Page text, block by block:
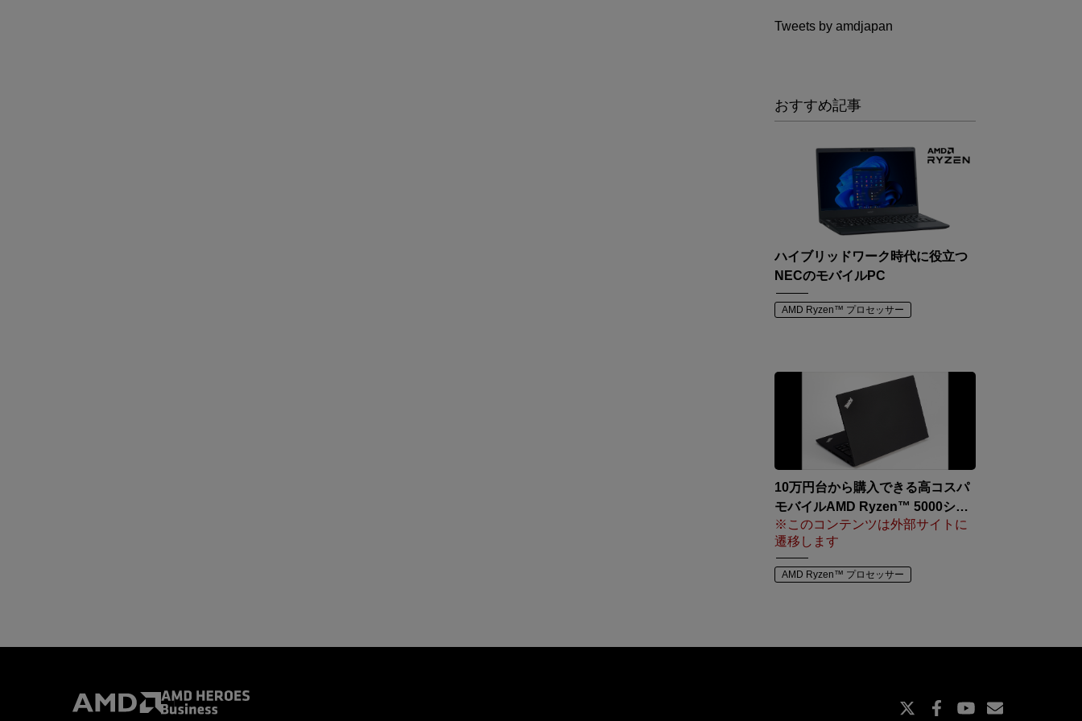
Tweets by amdjapan
おすすめ記事
ハイブリッドワーク時代に役立つ
NECのモバイルPC
AMD Ryzen™ プロセッサー
10万円台から購入できる高コスパ
モバイルAMD Ryzen™ 5000シリ
ーズ搭載「ThinkPad T14 Gen2」
を検証
※このコンテンツは外部サイトに
遷移します
AMD Ryzen™ プロセッサー
Facebook
Youtube